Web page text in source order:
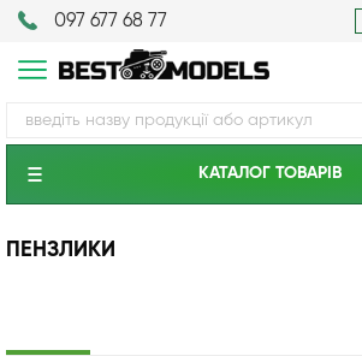
097 677 68 77
КАТАЛОГ ТОВАРIВ
ПЕНЗЛИКИ